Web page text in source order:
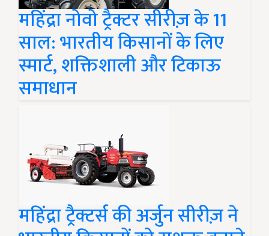
महिंद्रा नोवो ट्रैक्टर सीरीज़ के 11
साल: भारतीय किसानों के लिए
स्मार्ट, शक्तिशाली और टिकाऊ
समाधान
महिंद्रा ट्रैक्टर्स की अर्जुन सीरीज़ ने